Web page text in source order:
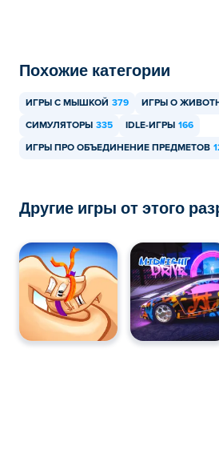
Похожие категории
ИГРЫ С МЫШКОЙ 379 ИГРЫ О
СИМУЛЯТОРЫ 335 IDLE-ИГРЫ 166
ИГРЫ ПРО ОБЪЕДИНЕНИЕ ПРЕДМЕТОВ
Другие игры от этого